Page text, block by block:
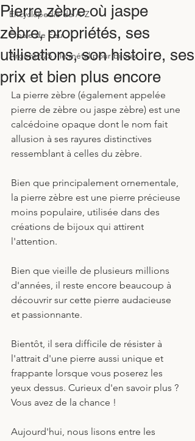
Encyclopedie de A-Z
Opale de Feu
Argent 925 - le métal pour bijoux
Pierre zèbre où jaspe
zèbre, propriétés, ses
utilisations, son histoire, ses
prix et bien plus encore
La pierre zèbre (également appelée
pierre de zèbre ou jaspe zèbre) est une
calcédoine opaque dont le nom fait
allusion à ses rayures distinctives
ressemblant à celles du zèbre.
Bien que principalement ornementale,
la pierre zèbre est une pierre précieuse
moins populaire, utilisée dans des
créations de bijoux qui attirent
l'attention.
Bien que vieille de plusieurs millions
d'années, il reste encore beaucoup à
découvrir sur cette pierre audacieuse
et passionnante.
Bientôt, il sera difficile de résister à
l'attrait d'une pierre aussi unique et
frappante lorsque vous poserez les
yeux dessus. Curieux d'en savoir plus ?
Vous avez de la chance !
Aujourd'hui, nous lisons entre les